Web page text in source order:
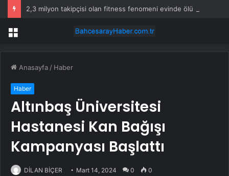
Menü
Anasayfa / Haber
Haber
Altınbaş Üniversitesi
Hastanesi Kan Bağışı
Kampanyası Başlattı
DİLAN BİÇER Mart 14, 2024 0 0